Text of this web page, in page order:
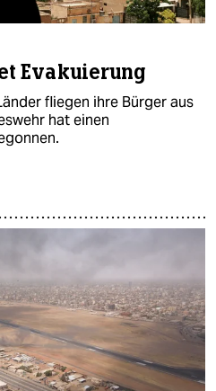
Evakuierung
fliegen ihre Bürger aus
hat einen